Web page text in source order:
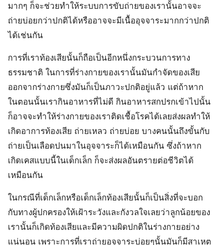
มากๆ ก็จะช่วยทำให้ระบบการขับถ่ายของเรานั้นอาจจะ
ถ่ายบ่อยกว่าปกติได้หรืออาจจะมีเนื้ออุจจาระมากกว่าปกติ
ได้เช่นกัน
การที่เราท้องเสียนั้นก็ถือเป็นอีกหนึ่งกระบวนการทาง
ธรรมชาติ ในการที่ร่างกายของเรานั้นมันกำจัดของเสีย
ออกจากร่างกายซึ่งมันก็เป็นภาวะปกติอยู่แล้ว แต่ถ้าหาก
ในตอนนั้นเรากินอาหารที่ไม่ดี กินอาหารสกปรกเข้าไปนั้น
ก็อาจจะทำให้ร่างกายของเราติดเชื้อโรคได้เลยส่งผลทำให้
เกิดอาการท้องเสีย ถ่ายเหลว ถ่ายบ่อย บางคนนั้นถึงขั้นกับ
ถ่ายเป็นเลือดปนมาในอุจจาระก็ได้เหมือนกัน ซึ่งถ้าหาก
เกิดเคสแบบนี้ในเด็กเล็ก ก็จะส่งผลอันตรายต่อชีวิตได้
เหมือนกัน
ในกรณีที่เด็กเล็กหรือเด็กเล็กท้องเสียนั้นก็เป็นสิ่งที่จะบอก
กับทางผู้ปกครองให้เฝ้าระวังและกังวลใจเลยว่าลูกน้อยของ
เรานั้นก็เกิดท้องเสียและมีความผิดปกติในร่างกายอย่าง
แน่นอน เพราะการที่เราถ่ายอุจจาระบ่อยๆนั้นมันก็มีสาเหตุ